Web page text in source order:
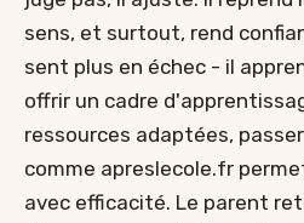
sens, et surtout, rend
sent plus en échec - il
offrir un cadre
ressources adaptées,
comme apreslecole.fr
avec efficacité. Le parent